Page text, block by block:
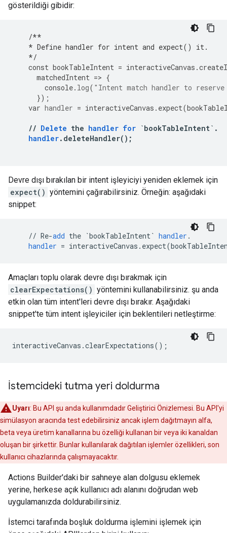
gösterildiği gibidir:
/**
    * Define handler for intent and expect() it.
    */
const bookTableIntent = interactiveCanvas .
matchedIntent => {
console. log( "Intent match handler to
});
var handler = interactiveCanvas . expect(
// Delete the handler for `bookTableIntent` .
handler. deleteHandler();
Devre dışı bırakılan bir intent işleyiciyi yeniden eklemek için
expect() yöntemini çağırabilirsiniz. Örneğin: aşağıdaki
snippet:
// Re-add the `bookTableIntent` handler .
handler = interactiveCanvas . expect(
Amaçları toplu olarak devre dışı bırakmak için
clearExpectations() yöntemini kullanabilirsiniz. şu anda
etkin olan tüm intent'leri devre dışı bırakır. Aşağıdaki
snippet'te tüm intent işleyiciler için beklentileri netleştirme:
İstemcideki tutma yeri doldurma
Uyarı: Bu API şu anda kullanımdadır Geliştirici Önizlemesi. Bu API'yi
simülasyon aracında test edebilirsiniz ancak işlem dağıtmayın alfa,
beta veya üretim kanallarına bu özelliği kullanan bir veya iki kanaldan
oluşan bir şirkettir. Bunlar kullanılarak dağıtılan işlemler özellikleri, son
kullanıcı cihazlarında çalışmayacaktır.
Actions Builder'daki bir sahneye alan dolgusu eklemek
yerine, herkese açık kullanıcı adı alanını doğrudan web
uygulamanızda doldurabilirsiniz.
İstemci tarafında boşluk doldurma işlemini işlemek için